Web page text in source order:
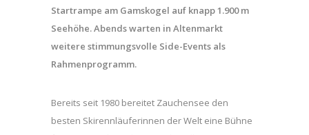
Startrampe am Gamskogel auf knapp 1.900 m
Seehöhe. Abends warten in Altenmarkt
weitere stimmungsvolle Side-Events als
Rahmenprogramm.
Bereits seit 1980 bereitet Zauchensee den
besten Skirennläuferinnen der Welt eine Bühne